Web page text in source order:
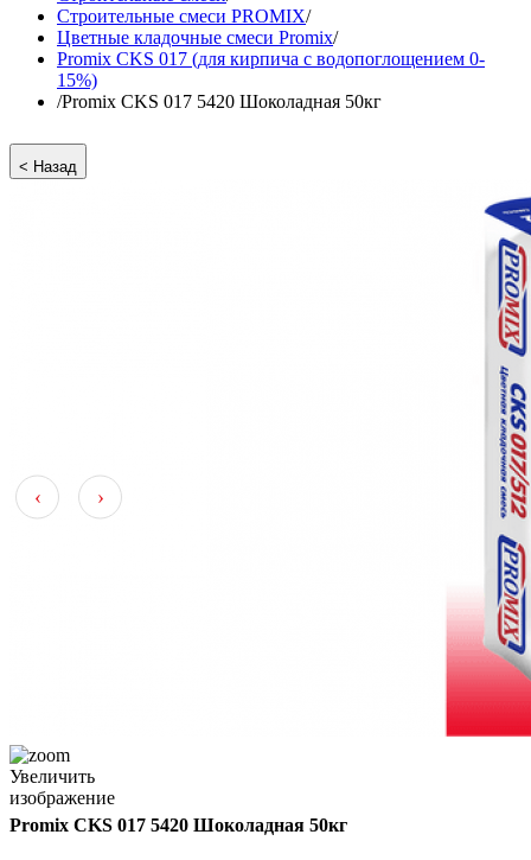
Строительные смеси PROMIX/
Цветные кладочные смеси Promix/
Promix CKS 017 (для кирпича с водопоглощением 0-
15%)
/Promix CKS 017 5420 Шоколадная 50кг
‹ ›
Увеличить
изображение
Promix CKS 017 5420 Шоколадная 50кг